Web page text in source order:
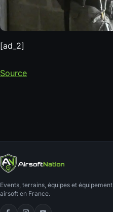
[ad_2]
Source
Events, terrains, équipes et équipement
airsoft en France.